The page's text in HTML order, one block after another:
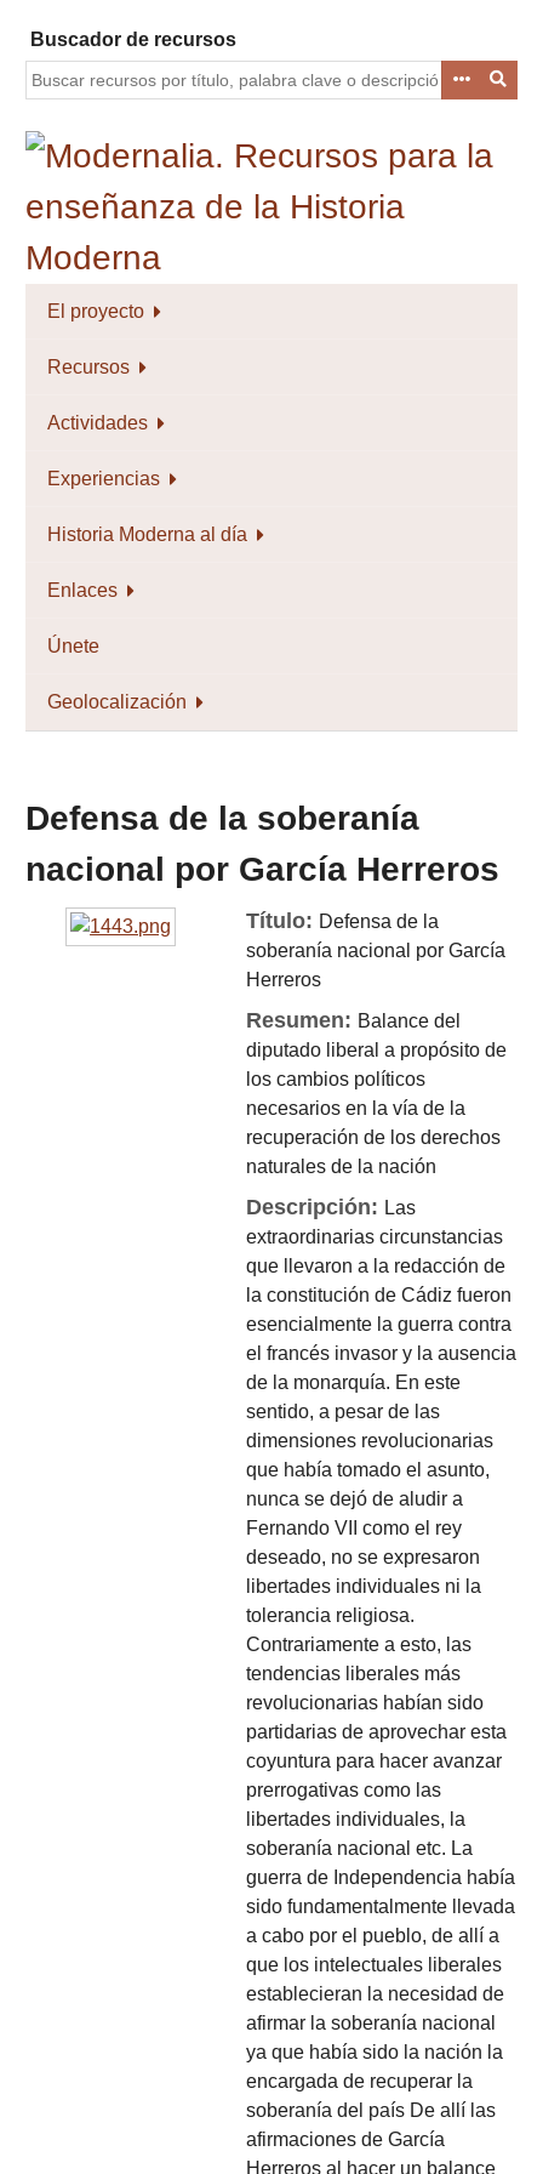
contenido
principal
Buscador de recursos
El proyecto
Recursos
Actividades
Experiencias
Historia Moderna al día
Enlaces
Únete
Geolocalización
Defensa de la soberanía
nacional por García Herreros
Título: Defensa de la
soberanía nacional por García
Herreros
Resumen: Balance del
diputado liberal a propósito de
los cambios políticos
necesarios en la vía de la
recuperación de los derechos
naturales de la nación
Descripción: Las
extraordinarias circunstancias
que llevaron a la redacción de
la constitución de Cádiz fueron
esencialmente la guerra contra
el francés invasor y la ausencia
de la monarquía. En este
sentido, a pesar de las
dimensiones revolucionarias
que había tomado el asunto,
nunca se dejó de aludir a
Fernando VII como el rey
deseado, no se expresaron
libertades individuales ni la
tolerancia religiosa.
Contrariamente a esto, las
tendencias liberales más
revolucionarias habían sido
partidarias de aprovechar esta
coyuntura para hacer avanzar
prerrogativas como las
libertades individuales, la
soberanía nacional etc. La
guerra de Independencia había
sido fundamentalmente llevada
a cabo por el pueblo, de allí a
que los intelectuales liberales
establecieran la necesidad de
afirmar la soberanía nacional
ya que había sido la nación la
encargada de recuperar la
soberanía del país De allí las
afirmaciones de García
Herreros al hacer un balance